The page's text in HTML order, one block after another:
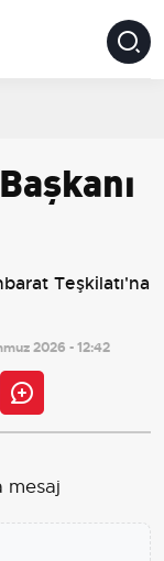
Teşkilatı'na
2026 - 12:42